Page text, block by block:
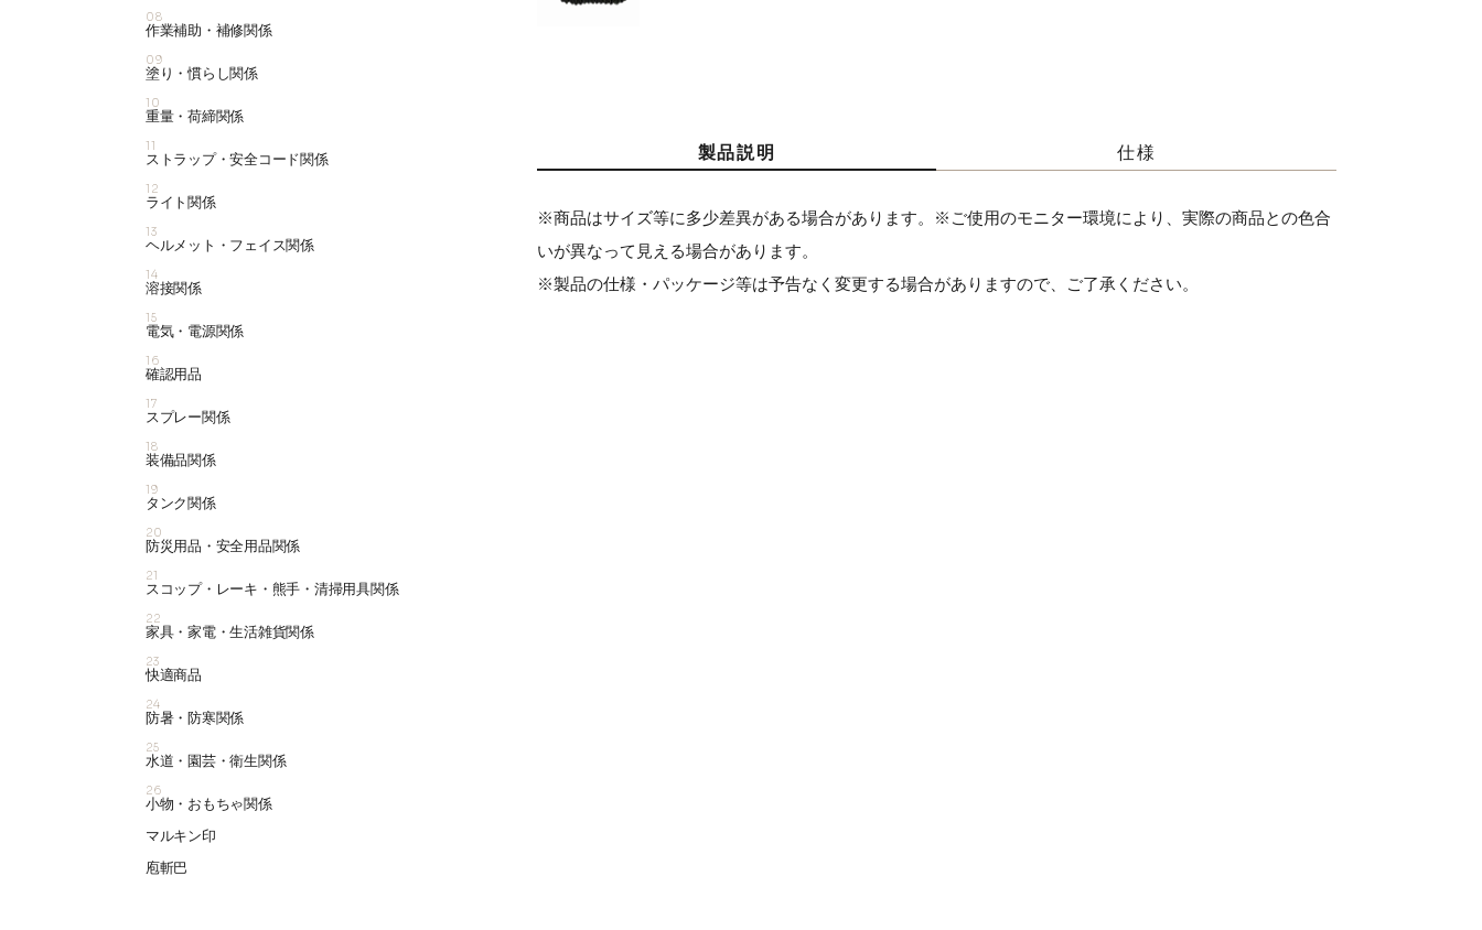
製品説明 仕様
※商品はサイズ等に多少差異がある場合があります。※ご使用のモニター環境により、実際の商品との色合
いが異なって見える場合があります。
※製品の仕様・パッケージ等は予告なく変更する場合がありますので、ご了承ください。
08
作業補助・補修関係
09
塗り・慣らし関係
10
重量・荷締関係
11
ストラップ・安全コード関係
12
ライト関係
13
ヘルメット・フェイス関係
14
溶接関係
15
電気・電源関係
16
確認用品
17
スプレー関係
18
装備品関係
19
タンク関係
20
防災用品・安全用品関係
21
スコップ・レーキ・熊手・清掃用具関係
22
家具・家電・生活雑貨関係
23
快適商品
24
防暑・防寒関係
25
水道・園芸・衛生関係
26
小物・おもちゃ関係
マルキン印
庖斬巴